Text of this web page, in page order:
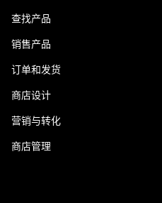
查找产品
销售产品
订单和发货
商店设计
营销与转化
商店管理